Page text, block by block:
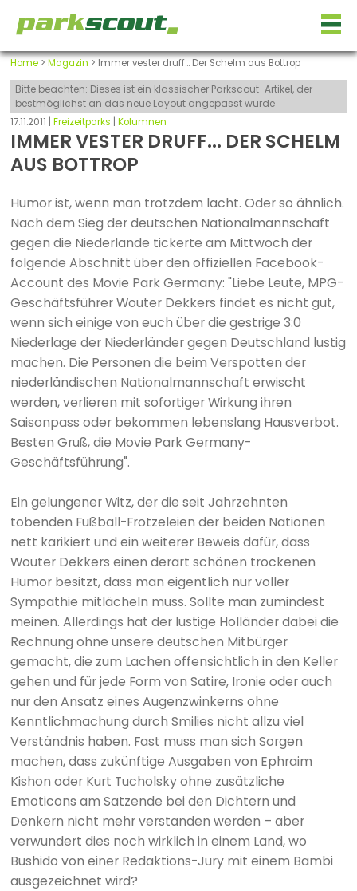
Home> Magazin > Immer vester druff... Der Schelm aus Bottrop
Bitte beachten: Dieses ist ein klassischer Parkscout-Artikel, der
bestmöglichst an das neue Layout angepasst wurde
17.11.2011 | Freizeitparks Kolumnen
IMMER VESTER DRUFF... DER SCHELM
AUS BOTTROP
Humor ist, wenn man trotzdem lacht. Oder so ähnlich.
Nach dem Sieg der deutschen Nationalmannschaft
gegen die Niederlande tickerte am Mittwoch der
folgende Abschnitt über den offiziellen Facebook-
Account des Movie Park Germany: "Liebe Leute, MPG-
Geschäftsführer Wouter Dekkers findet es nicht gut,
wenn sich einige von euch über die gestrige 3:0
Niederlage der Niederländer gegen Deutschland lustig
machen. Die Personen die beim Verspotten der
niederländischen Nationalmannschaft erwischt
werden, verlieren mit sofortiger Wirkung ihren
Saisonpass oder bekommen lebenslang Hausverbot.
Besten Gruß, die Movie Park Germany-
Geschäftsführung".
Ein gelungener Witz, der die seit Jahrzehnten
tobenden Fußball-Frotzeleien der beiden Nationen
nett karikiert und ein weiterer Beweis dafür, dass
Wouter Dekkers einen derart schönen trockenen
Humor besitzt, dass man eigentlich nur voller
Sympathie mitlächeln muss. Sollte man zumindest
meinen. Allerdings hat der lustige Holländer dabei die
Rechnung ohne unsere deutschen Mitbürger
gemacht, die zum Lachen offensichtlich in den Keller
gehen und für jede Form von Satire, Ironie oder auch
nur den Ansatz eines Augenzwinkerns ohne
Kenntlichmachung durch Smilies nicht allzu viel
Verständnis haben. Fast muss man sich Sorgen
machen, dass zukünftige Ausgaben von Ephraim
Kishon oder Kurt Tucholsky ohne zusätzliche
Emoticons am Satzende bei den Dichtern und
Denkern nicht mehr verstanden werden – aber
verwundert dies noch wirklich in einem Land, wo
Bushido von einer Redaktions-Jury mit einem Bambi
ausgezeichnet wird?